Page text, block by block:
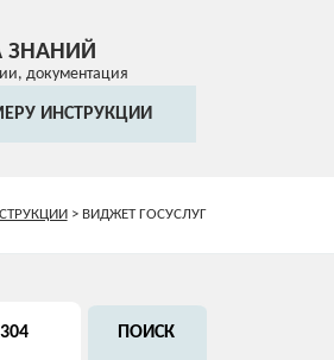
ЗНАНИЙ
документация
ИНСТРУКЦИИ
> ВИДЖЕТ ГОСУСЛУГ
ПОИСК